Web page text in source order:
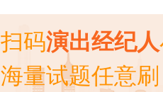
扫码演出经纪人
海量试题任意刷